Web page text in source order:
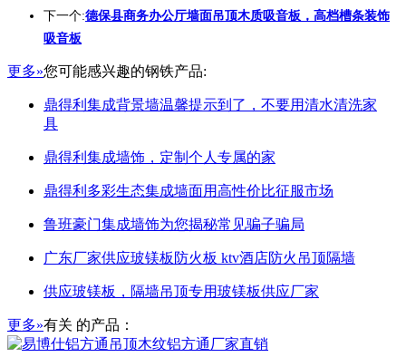
下一个:德保县商务办公厅墙面吊顶木质吸音板，高档槽条装饰
吸音板
更多»您可能感兴趣的钢铁产品:
鼎得利集成背景墙温馨提示到了，不要用清水清洗家
具
鼎得利集成墙饰，定制个人专属的家
鼎得利多彩生态集成墙面用高性价比征服市场
鲁班豪门集成墙饰为您揭秘常见骗子骗局
广东厂家供应玻镁板防火板 ktv酒店防火吊顶隔墙
供应玻镁板，隔墙吊顶专用玻镁板供应厂家
更多»有关 的产品：